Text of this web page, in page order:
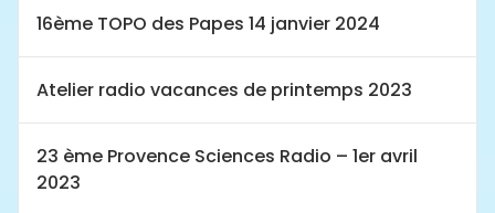
16ème TOPO des Papes 14 janvier 2024
Atelier radio vacances de printemps 2023
23 ème Provence Sciences Radio – 1er avril
2023